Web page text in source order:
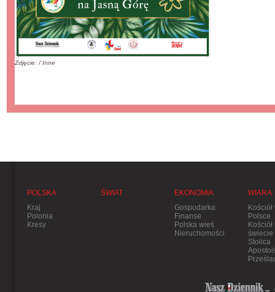
Zdjęcie: / Inne
POLSKA
Kraj
Polonia
Kresy
ŚWIAT
EKONOMIA
Gospodarka
Finanse
Polska wieś
Nieruchomości
WIARA
Kościół
Polsce
Kościół
świecie
Stolica